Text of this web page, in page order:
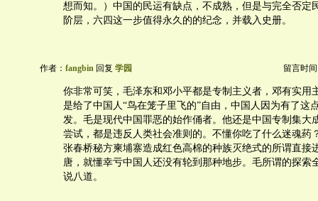
想而知。）中国的民运有缺点，不成熟，但是与完全否定
阶层，六四这一步值得永久的的纪念，并载入史册。
作者： fangbin 回复 学园 留言时间
你非常可笑，毛泽东和邓小平都是专制主义者，邓有实用
是给了中国人“鸟在笼子里飞的”自由，中国人因为有了这
发。毛是现代中国罪恶的始作俑者。他还是中国专制集大
尝试，都是违反人类社会准则的。不懂你吃了什么迷魂药
张春桥秘方柬埔寨造成红色高棉的种族灭绝式的所谓直接
唐，就懂幸亏中国人还没有轮到那种地步。毛所谓的探索
说八道。